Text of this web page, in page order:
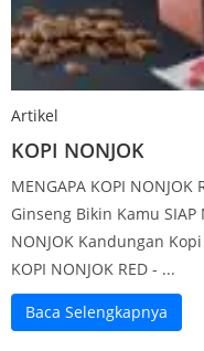
Artikel
KOPI NONJOK
MENGAPA KOPI
Ginseng Bikin Kamu SIAP
NONJOK Kandungan
KOPI NONJOK RED - ...
Baca Selengkapnya